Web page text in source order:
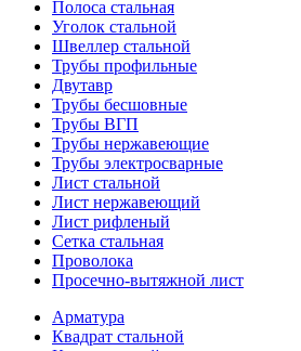
Полоса стальная
Уголок стальной
Швеллер стальной
Трубы профильные
Двутавр
Трубы бесшовные
Трубы ВГП
Трубы нержавеющие
Трубы электросварные
Лист стальной
Лист нержавеющий
Лист рифленый
Сетка стальная
Проволока
Просечно-вытяжной лист
Арматура
Квадрат стальной